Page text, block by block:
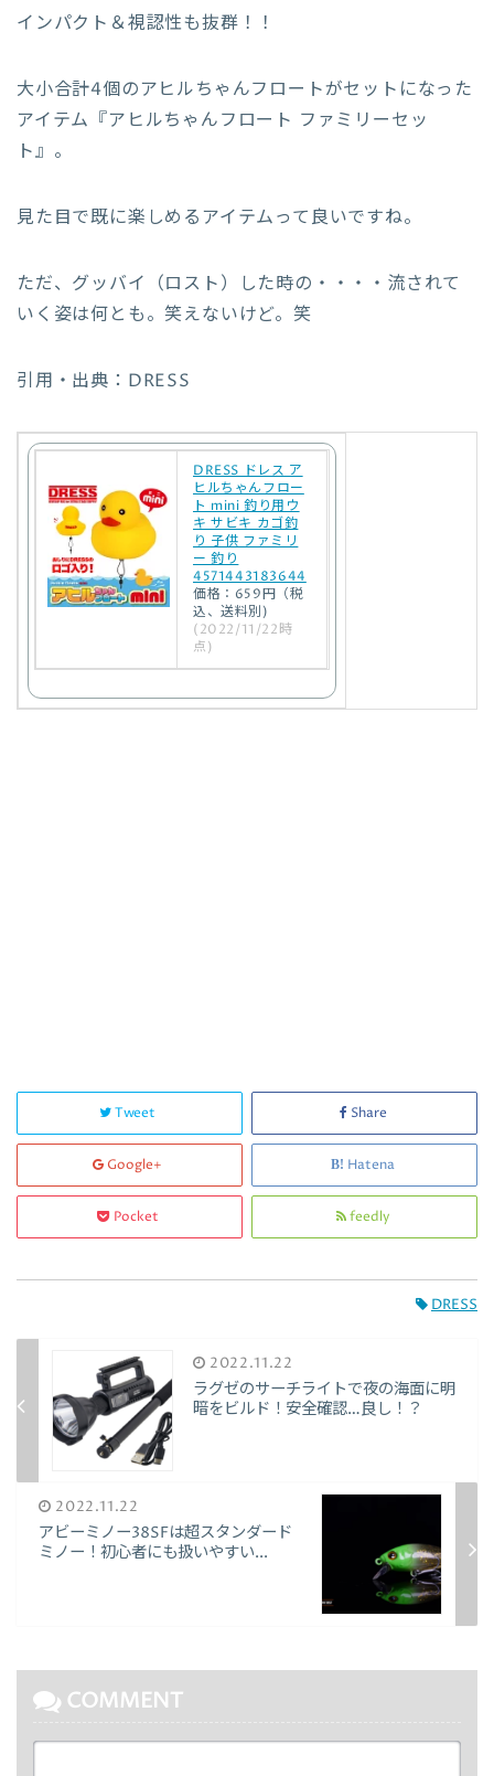
インパクト＆視認性も抜群！！
大小合計4個のアヒルちゃんフロートがセットになった
アイテム『アヒルちゃんフロート ファミリーセッ
ト』。
見た目で既に楽しめるアイテムって良いですね。
ただ、グッバイ（ロスト）した時の・・・・流されて
いく姿は何とも。笑えないけど。笑
引用・出典：DRESS
DRESS ドレス ア
ヒルちゃんフロー
ト mini 釣り用ウ
キ サビキ カゴ釣
り 子供 ファミリ
ー 釣り
4571443183644
価格：659円（税
込、送料別)
(2022/11/22時
点)
Tweet Share
Google+ Hatena
Pocket feedly
DRESS
2022.11.22
ラグゼのサーチライトで夜の海面に明
暗をビルド！安全確認…良し！？
2022.11.22
アビーミノー38SFは超スタンダード
ミノー！初心者にも扱いやすい...
COMMENT